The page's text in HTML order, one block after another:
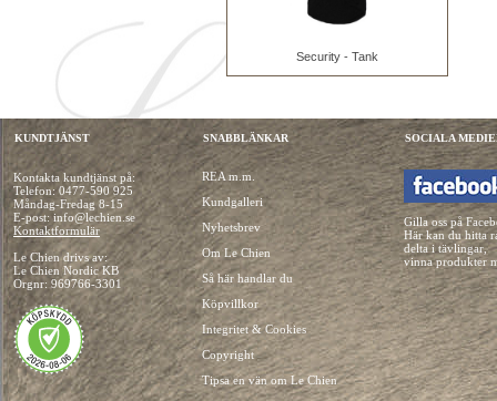
Security - Tank
KUNDTJÄNST
Kontakta kundtjänst på:
Telefon:0477-590 925
Måndag-Fredag 8-15
E-post: info@lechien.se
Kontaktformulär
Le Chien drivs av:
Le Chien Nordic KB
Orgnr: 969766-3301
SNABBLÄNKAR
REA m.m.
Kundgalleri
Nyhetsbrev
Om Le Chien
Så här handlar du
Köpvillkor
Integritet & Cookies
Copyright
Tipsa en vän om Le Chien
SOCIALA
Gilla oss på
Här kan du hitta
delta i tävlingar,
vinna produkter